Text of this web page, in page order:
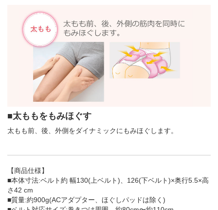
■太ももをもみほぐす
太もも前、後、外側をダイナミックにもみほぐします。
【商品仕様】
■本体寸法:ベルト約 幅130(上ベルト)、126(下ベルト)×奥行5.5×高
さ42 cm
■質量:約900g(ACアダプター、ほぐしパッドは除く)